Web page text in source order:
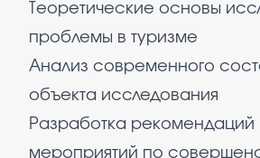
Теоретические основы
проблемы в туризме
Анализ современного
объекта исследования
Разработка рекомендаций
мероприятий по